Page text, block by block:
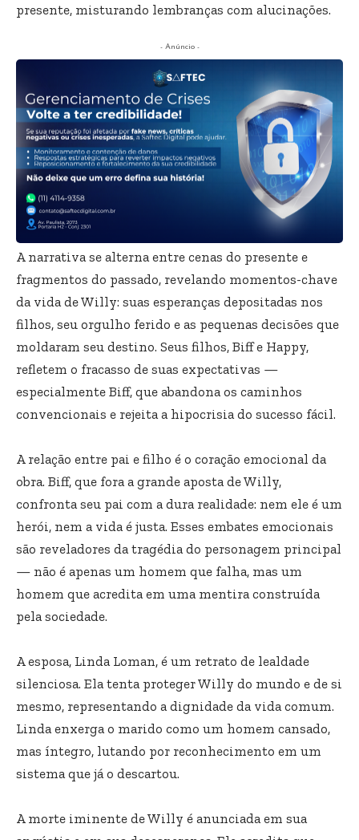
presente, misturando lembranças com alucinações.
- Anúncio -
A narrativa se alterna entre cenas do presente e
fragmentos do passado, revelando momentos-chave
da vida de Willy: suas esperanças depositadas nos
filhos, seu orgulho ferido e as pequenas decisões que
moldaram seu destino. Seus filhos, Biff e Happy,
refletem o fracasso de suas expectativas —
especialmente Biff, que abandona os caminhos
convencionais e rejeita a hipocrisia do sucesso fácil.
A relação entre pai e filho é o coração emocional da
obra. Biff, que fora a grande aposta de Willy,
confronta seu pai com a dura realidade: nem ele é um
herói, nem a vida é justa. Esses embates emocionais
são reveladores da tragédia do personagem principal
— não é apenas um homem que falha, mas um
homem que acredita em uma mentira construída
pela sociedade.
A esposa, Linda Loman, é um retrato de lealdade
silenciosa. Ela tenta proteger Willy do mundo e de si
mesmo, representando a dignidade da vida comum.
Linda enxerga o marido como um homem cansado,
mas íntegro, lutando por reconhecimento em um
sistema que já o descartou.
A morte iminente de Willy é anunciada em sua